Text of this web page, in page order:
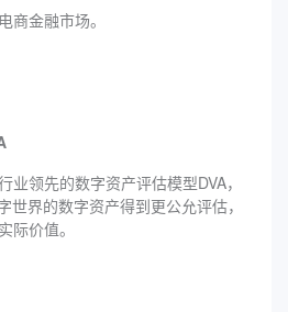
商金融市场。
业领先的数字资产评估模型DVA，
世界的数字资产得到更公允评估，
际价值。